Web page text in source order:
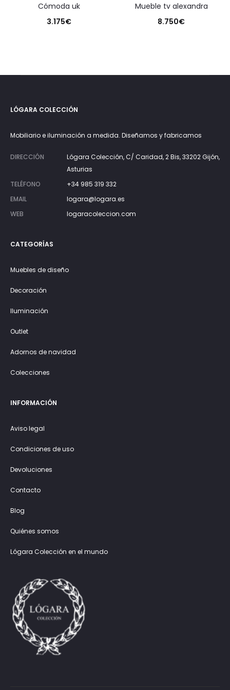
cómoda uk
3.175€
mueble tv alexandra
8.750€
LÓGARA COLECCIÓN
Mobiliario e iluminación a medida. Diseñamos y fabricamos
DIRECCIÓN
Lógara Colección, C/ Caridad, 2 Bis, 33202 Gijón,
Asturias
TELÉFONO
+34 985 319 332
EMAIL
logara@logara.es
WEB
logaracoleccion.com
CATEGORÍAS
Muebles de diseño
Decoración
Iluminación
Outlet
Adornos de navidad
Colecciones
INFORMACIÓN
Aviso legal
Condiciones de uso
Devoluciones
Contacto
Blog
Quiénes somos
Lógara Colección en el mundo